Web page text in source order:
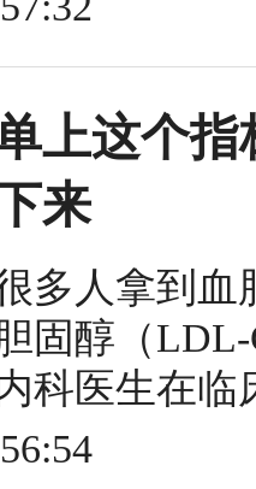
上这个
来
多人拿到
固醇（
科医生在